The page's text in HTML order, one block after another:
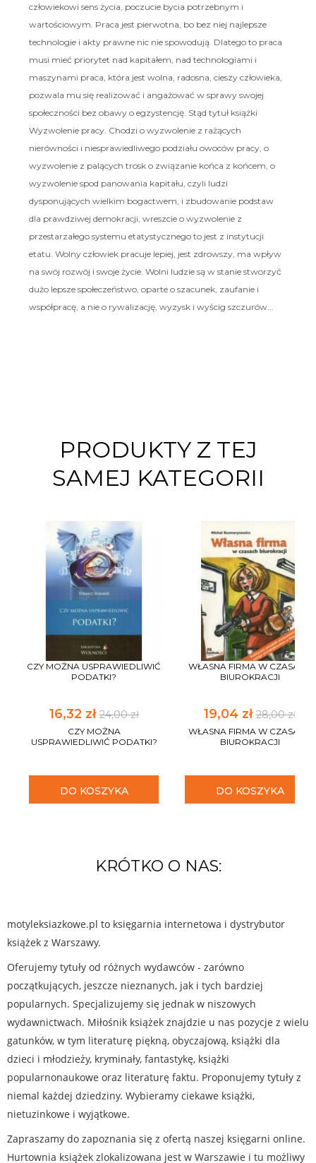
człowiekowi sens życia, poczucie bycia potrzebnym i
wartościowym. Praca jest pierwotna, bo bez niej najlepsze
technologie i akty prawne nic nie spowodują. Dlatego to praca
musi mieć priorytet nad kapitałem, nad technologiami i
maszynami praca, która jest wolna, radosna, cieszy człowieka,
pozwala mu się realizować i angażować w sprawy swojej
społeczności bez obawy o egzystencję. Stąd tytuł książki
Wyzwolenie pracy. Chodzi o wyzwolenie z rażących
nierówności i niesprawiedliwego podziału owoców pracy, o
wyzwolenie z palących trosk o związanie końca z końcem, o
wyzwolenie spod panowania kapitału, czyli ludzi
dysponujących wielkim bogactwem, i zbudowanie podstaw
dla prawdziwej demokracji, wreszcie o wyzwolenie z
przestarzałego systemu etatystycznego to jest z instytucji
etatu. Wolny człowiek pracuje lepiej, jest zdrowszy, ma wpływ
na swój rozwój i swoje życie. Wolni ludzie są w stanie stworzyć
dużo lepsze społeczeństwo, oparte o szacunek, zaufanie i
współpracę, a nie o rywalizację, wyzysk i wyścig szczurów...
PRODUKTY Z TEJ
SAMEJ KATEGORII
CZY MOŻNA USPRAWIEDLIWIĆ
PODATKI?
16,32 zł24,00 zł
CZY MOŻNA
USPRAWIEDLIWIĆ PODATKI?
DO KOSZYKA
WŁASNA FIRMA W CZASACH
BIUROKRACJI
19,04 zł28,00 zł
WŁASNA FIRMA W CZASACH
BIUROKRACJI
DO KOSZYKA
KRÓTKO O NAS:
motyleksiazkowe.pl to księgarnia internetowa i dystrybutor
książek z Warszawy.
Oferujemy tytuły od różnych wydawców - zarówno
początkujących, jeszcze nieznanych, jak i tych bardziej
popularnych. Specjalizujemy się jednak w niszowych
wydawnictwach. Miłośnik książek znajdzie u nas pozycje z wielu
gatunków, w tym literaturę piękną, obyczajową, książki dla
dzieci i młodzieży, kryminały, fantastykę, książki
popularnonaukowe oraz literaturę faktu. Proponujemy tytuły z
niemal każdej dziedziny. Wybieramy ciekawe książki,
nietuzinkowe i wyjątkowe.
Zapraszamy do zapoznania się z ofertą naszej księgarni online.
Hurtownia książek zlokalizowana jest w Warszawie i tu możliwy